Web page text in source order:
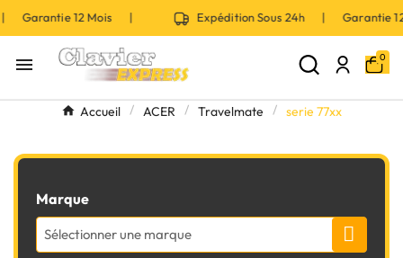
| Garantie 12 Mois | Expédition Sous 24h | Garantie
 0
Accueil ACER Travelmate serie 77xx
Marque
Sélectionner une marque